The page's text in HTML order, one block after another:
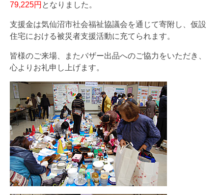
79,225円 となりました。
支援金は気仙沼市社会福祉協議会を通じて寄附し、仮設
住宅における被災者支援活動に充てられます。
皆様のご来場、またバザー出品へのご協力をいただき、
心よりお礼申し上げます。